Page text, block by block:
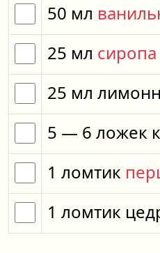
50 мл
25 мл
25 мл
5 — 6 ложек
1 ломтик
1 ломтик